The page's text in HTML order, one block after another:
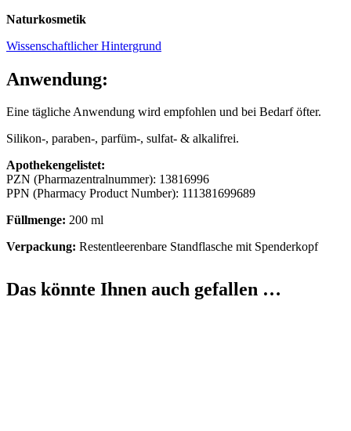
Naturkosmetik
Wissenschaftlicher Hintergrund
Anwendung:
Eine tägliche Anwendung wird empfohlen und bei Bedarf öfter.
Silikon-, paraben-, parfüm-, sulfat- & alkalifrei.
Apothekengelistet:
PZN (Pharmazentralnummer): 13816996
PPN (Pharmacy Product Number): 111381699689
Füllmenge: 200 ml
Verpackung: Restentleerenbare Standflasche mit Spenderkopf
Das könnte Ihnen auch gefallen …